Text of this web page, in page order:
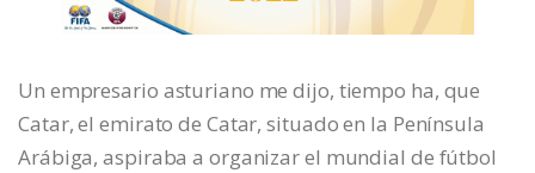
Un empresario asturiano me dijo, tiempo ha, que
Catar, el emirato de Catar, situado en la Península
Arábiga, aspiraba a organizar el mundial de fútbol